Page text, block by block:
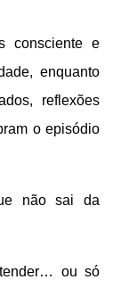
consciente e
enquanto
reflexões
o episódio
não sai da
ou só